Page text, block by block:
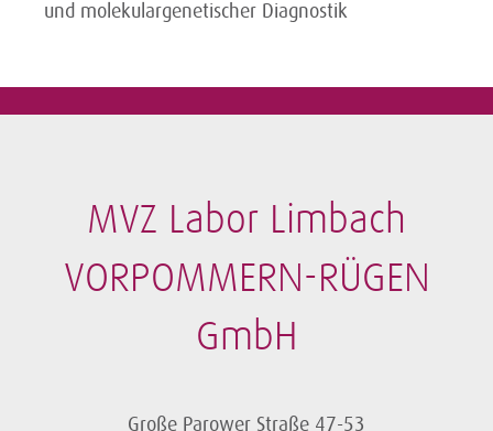
und molekulargenetischer Diagnostik
MVZ Labor Limbach
VORPOMMERN-RÜGEN
GmbH
Große Parower Straße 47-53